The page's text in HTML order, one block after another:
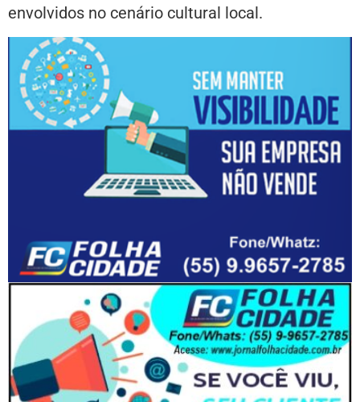
envolvidos no cenário cultural local.